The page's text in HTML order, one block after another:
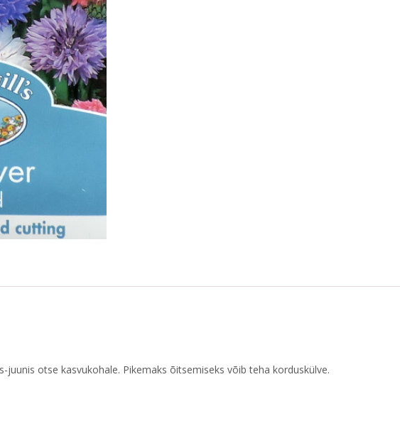
juunis otse kasvukohale. Pikemaks õitsemiseks võib teha korduskülve.